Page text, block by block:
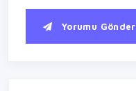
Yorumu Gönder